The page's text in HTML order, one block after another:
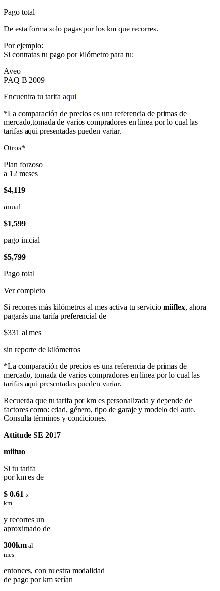
Pago total
De esta forma solo pagas por los km que recorres.
Por ejemplo:
Si contratas tu pago por kilómetro para tu:
Aveo
PAQ B 2009
Encuentra tu tarifa aqui
*La comparación de precios es una referencia de primas de
mercado,tomada de varios compradores en línea por lo cual las
tarifas aqui presentadas pueden variar.
Otros*
Plan forzoso
a 12 meses
$4,119
anual
$1,599
pago inicial
$5,799
Pago total
Ver completo
Si recorres más kilómetros al mes activa tu servicio miiflex, ahora
pagarás una tarifa preferencial de
$331 al mes
sin reporte de kilómetros
*La comparación de precios es una referencia de primas de
mercado, tomada de varios compradores en línea por lo cual las
tarifas aqui presentadas pueden variar.
Recuerda que tu tarifa por km es personalizada y depende de
factores como: edad, género, tipo de garaje y modelo del auto.
Consulta términos y condiciones.
Attitude SE 2017
miituo
Si tu tarifa
por km es de
$ 0.61 x
km
y recorres un
aproximado de
300km al
mes
entonces, con nuestra modalidad
de pago por km serían